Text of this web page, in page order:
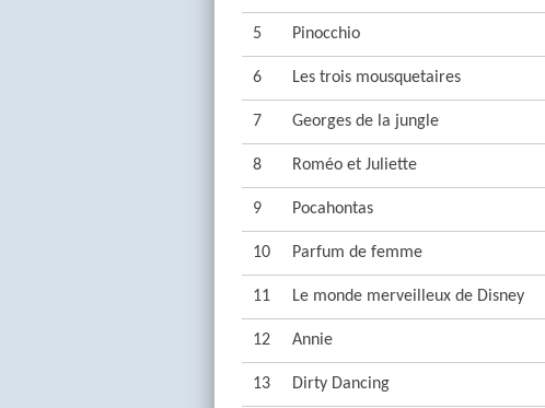
5 Pinocchio
6 Les trois mousquetaires
7 Georges de la jungle
8 Roméo et Juliette
9 Pocahontas
10 Parfum de femme
11 Le monde merveilleux de Disney
12 Annie
13 Dirty Dancing